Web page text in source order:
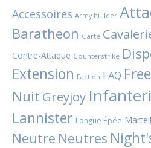
Accessoires Army builder
Baratheon Carte
Contre-Attaque Counterstrike
Extension Faction FAQ
Nuit Greyjoy
Lannister Longue Épée Martell
Neutre Neutres